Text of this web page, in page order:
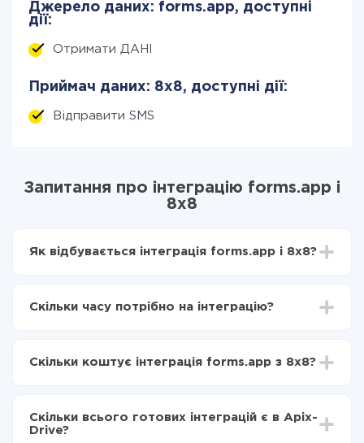
Джерело даних: forms.app, доступні
дії:
Отримати ДАНІ
Приймач даних: 8x8, доступні дії:
Відправити SMS
Запитання про інтеграцію forms.app і
8x8
Як відбувається інтеграція forms.app і 8x8?
Вибираєте які дані передавати з forms.app в 8x8
forms.app в 8x8
Скільки часу потрібно на інтеграцію?
становити від 5-ти до 30-хвилин. У середньому
Скільки коштує інтеграція forms.app з 8x8?
Ви оплачуєте лише кількість даних, які за фактом
передаються з однієї вашої системи в іншу через
Скільки всього готових інтеграцій є в Apix-
Drive?